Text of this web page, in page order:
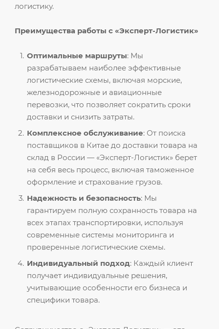
логистику.
Преимущества работы с «Эксперт-Логистик»
Оптимальные маршруты: Мы
разрабатываем наиболее эффективные
логистические схемы, включая морские,
железнодорожные и авиационные
перевозки, что позволяет сократить сроки
доставки и снизить затраты.
Комплексное обслуживание: От поиска
поставщиков в Китае до доставки товара на
склад в России — «Эксперт-Логистик» берет
на себя весь процесс, включая таможенное
оформление и страхование грузов.
Надежность и безопасность: Мы
гарантируем полную сохранность товара на
всех этапах транспортировки, используя
современные системы мониторинга и
проверенные логистические схемы.
Индивидуальный подход: Каждый клиент
получает индивидуальные решения,
учитывающие особенности его бизнеса и
специфики товара.